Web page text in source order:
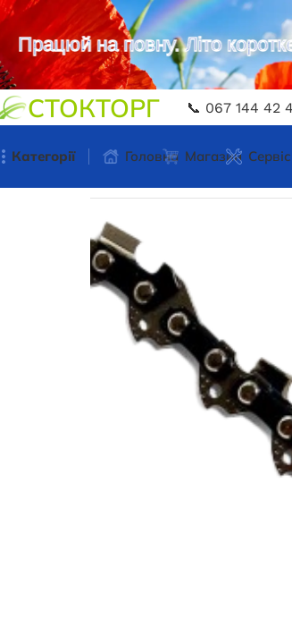
СТОКТОРГ 📞 067 144 42
Категорії Головна Магазин Сервіс
Працюй на повну. Літо